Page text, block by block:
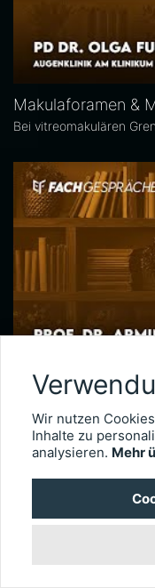
Wir nutzen
Inhalte zu
analysieren. Mehr